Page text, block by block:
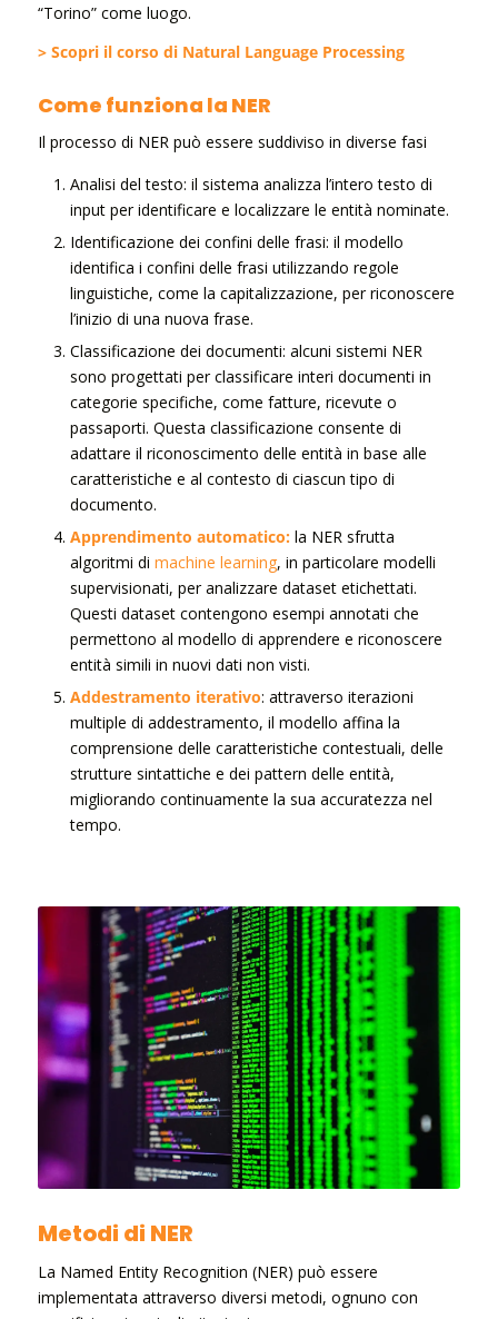
“Torino” come luogo.
> Scopri il corso di Natural Language Processing
Come funziona la NER
Il processo di NER può essere suddiviso in diverse fasi
Analisi del testo: il sistema analizza l’intero testo di
input per identificare e localizzare le entità nominate.
Identificazione dei confini delle frasi: il modello
identifica i confini delle frasi utilizzando regole
linguistiche, come la capitalizzazione, per riconoscere
l’inizio di una nuova frase.
Classificazione dei documenti: alcuni sistemi NER
sono progettati per classificare interi documenti in
categorie specifiche, come fatture, ricevute o
passaporti. Questa classificazione consente di
adattare il riconoscimento delle entità in base alle
caratteristiche e al contesto di ciascun tipo di
documento.
Apprendimento automatico:la NER sfrutta
algoritmi di machine learning, in particolare modelli
supervisionati, per analizzare dataset etichettati.
Questi dataset contengono esempi annotati che
permettono al modello di apprendere e riconoscere
entità simili in nuovi dati non visti.
Addestramento iterativo: attraverso iterazioni
multiple di addestramento, il modello affina la
comprensione delle caratteristiche contestuali, delle
strutture sintattiche e dei pattern delle entità,
migliorando continuamente la sua accuratezza nel
tempo.
Metodi di NER
La Named Entity Recognition (NER) può essere
implementata attraverso diversi metodi, ognuno con